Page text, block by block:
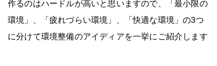
作るのはハードルが高いと思いますので、「最小限の
環境」、「疲れづらい環境」、「快適な環境」の3つ
に分けて環境整備のアイディアを一挙にご紹介します